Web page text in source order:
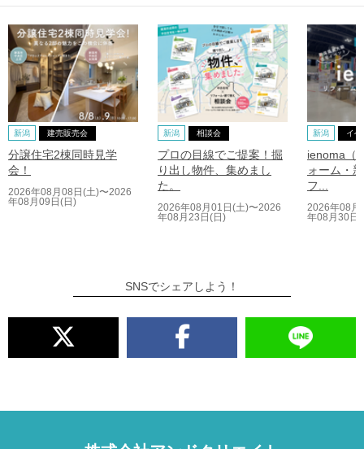
新潟 建売販売会
分譲住宅2棟同時見学
会！
2026年08月08日(土)〜2026
年08月09日(日)
新潟 相談会
プロの目線でご提案！掘
り出し物件、集めまし
た。
2026年08月01日(土)〜2026
年08月23日(日)
新潟 イ
ienoma（
ォーム・
フ...
2026年08月
年08月30日(
SNSでシェアしよう！